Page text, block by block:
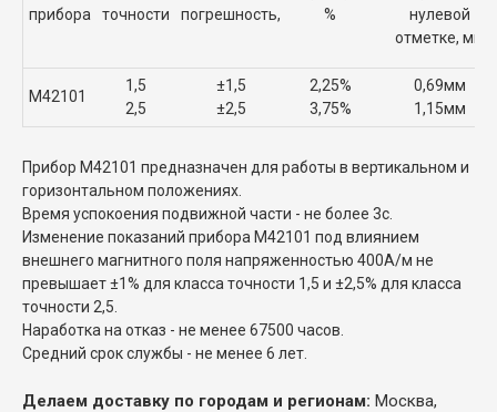
прибора
точности
погрешность,
%
нулевой
отметке, мм
М42101
1,5
2,5
±1,5
±2,5
2,25%
3,75%
0,69мм
1,15мм
Прибор М42101 предназначен для работы в вертикальном и
горизонтальном положениях.
Время успокоения подвижной части - не более 3с.
Изменение показаний прибора М42101 под влиянием
внешнего магнитного поля напряженностью 400А/м не
превышает ±1% для класса точности 1,5 и ±2,5% для класса
точности 2,5.
Наработка на отказ - не менее 67500 часов.
Средний срок службы - не менее 6 лет.
Делаем доставку по городам и регионам: Москва,